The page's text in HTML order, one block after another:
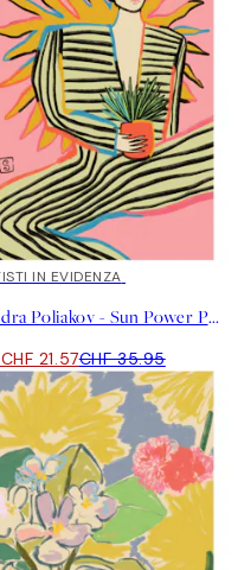
processo creativo come
a creare con un'idea
con colori e forme.
dall'interno piuttosto
esperienza per me e
attraverso l'arte”.
IN EVIDENZA
Sandra Poliakov - Sun Power Poster
21.57CHF 35.95